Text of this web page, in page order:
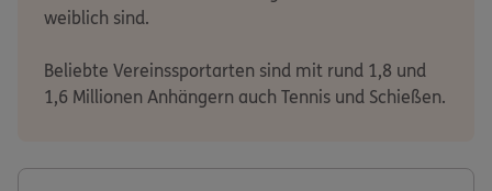
weiblich sind.
Beliebte Vereinssportarten sind mit rund 1,8 und
1,6 Millionen Anhängern auch Tennis und Schießen.